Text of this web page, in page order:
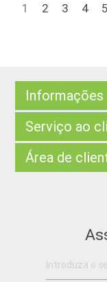
1 2 3 4 5
Informações
Serviço ao
Área de